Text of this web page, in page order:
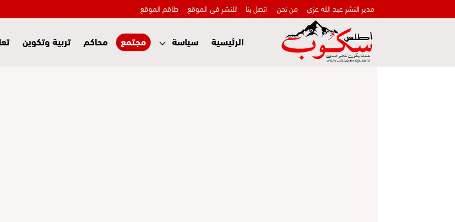
مدير النشر عبد الله عزي من نحن اتصل بنا للنشر في الموقع طاقم الموقع
الرئيسية سياسة مجتمع محاكم تربية وتكوين